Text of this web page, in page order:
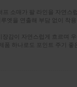
프 소매가 팔 라인을 자연스
엣을 연출해 부담 없이 착용
장감이 자연스럽게 흐르며
품 하나로도 포인트 주기 좋